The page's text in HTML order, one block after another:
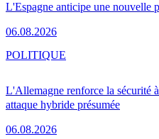
L'Espagne anticipe une nouvelle
06.08.2026
L'Allemagne renforce la sécurité
attaque hybride présumée
06.08.2026
POLITIQUE